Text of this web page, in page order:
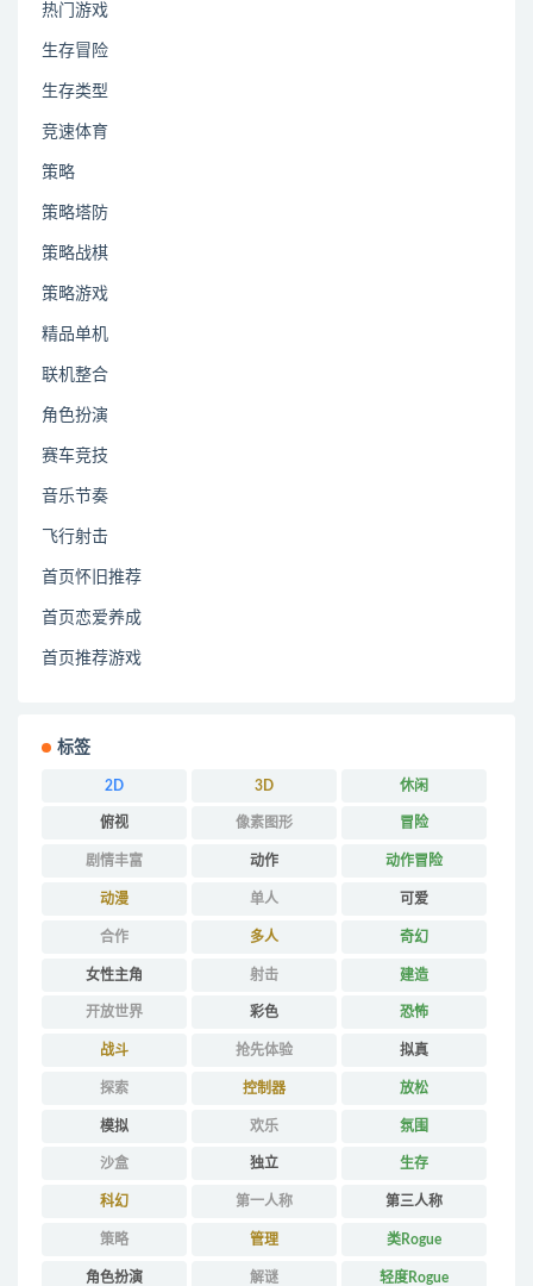
热门游戏
生存冒险
生存类型
竞速体育
策略
策略塔防
策略战棋
策略游戏
精品单机
联机整合
角色扮演
赛车竞技
音乐节奏
飞行射击
首页怀旧推荐
首页恋爱养成
首页推荐游戏
标签
2D 3D 休闲
俯视 像素图形 冒险
剧情丰富 动作 动作冒险
动漫 单人 可爱
合作 多人 奇幻
女性主角 射击 建造
开放世界 彩色 恐怖
战斗 抢先体验 拟真
探索 控制器 放松
模拟 欢乐 氛围
沙盒 独立 生存
科幻 第一人称 第三人称
策略 管理 类Rogue
角色扮演 解谜 轻度Rogue